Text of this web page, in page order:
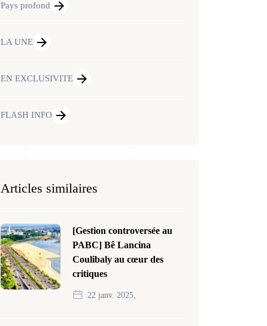
Pays profond
LA UNE
EN EXCLUSIVITE
FLASH INFO
Articles similaires
[Gestion controversée au
PABC] Bê Lancina
Coulibaly au cœur des
critiques
22 janv. 2025,